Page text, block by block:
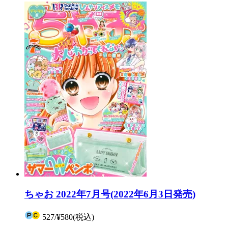
ちゃお 2022年7月号(2022年6月3日発売)
527/¥580(税込)